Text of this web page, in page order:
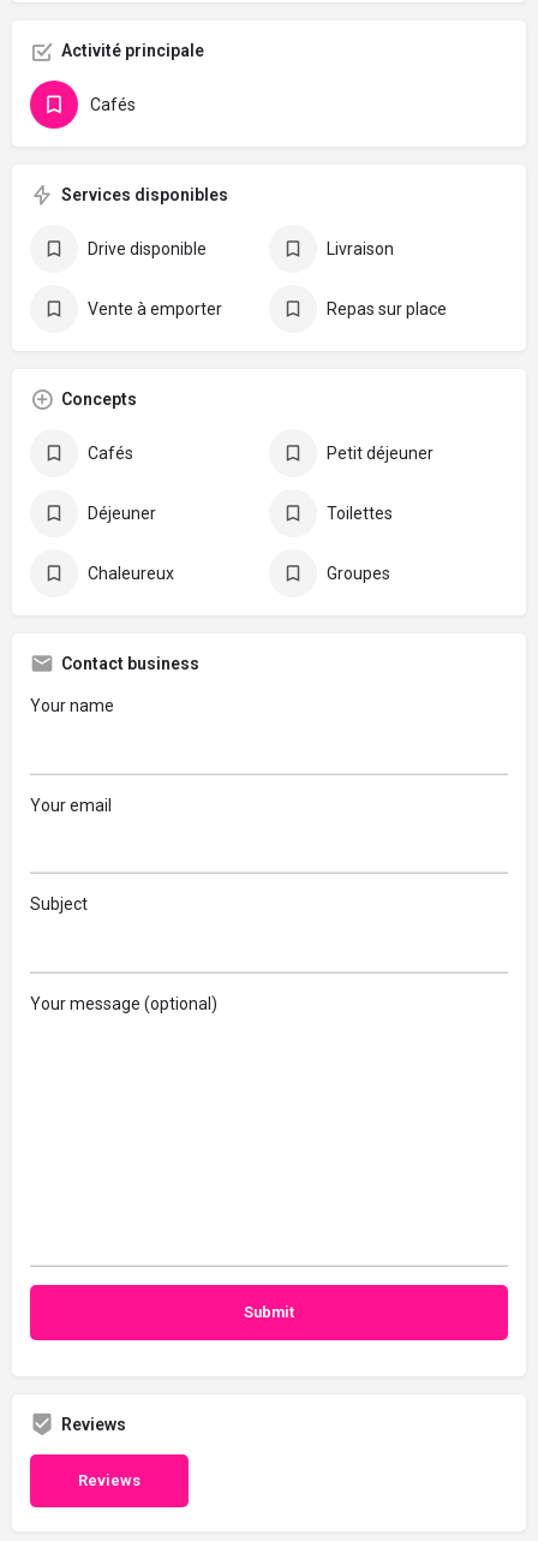
Activité principale
Cafés
Services disponibles
Drive disponible Livraison
Vente à emporter Repas sur place
Concepts
Cafés Petit déjeuner
Déjeuner Toilettes
Chaleureux Groupes
Contact business
Your name
Your email
Subject
Your message (optional)
Reviews
Reviews